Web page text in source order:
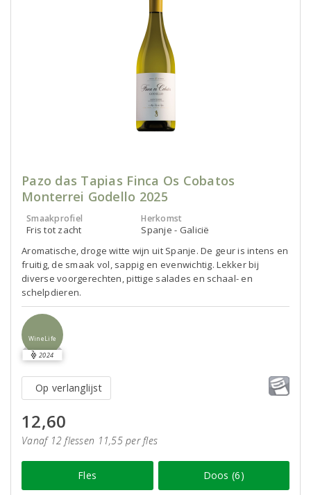
Pazo das Tapias Finca Os Cobatos
Monterrei Godello 2025
Smaakprofiel
Fris tot zacht
Herkomst
Spanje - Galicië
Aromatische, droge witte wijn uit Spanje. De geur is intens en
fruitig, de smaak vol, sappig en evenwichtig. Lekker bij
diverse voorgerechten, pittige salades en schaal- en
schelpdieren.
WineLife
2024
Op verlanglijst
12,60
Vanaf 12 flessen 11,55 per fles
Fles Doos (6)